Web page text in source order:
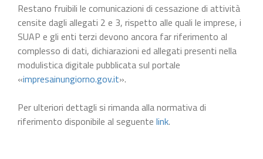
Restano fruibili le comunicazioni di cessazione di attività
censite dagli allegati 2 e 3, rispetto alle quali le imprese, i
SUAP e gli enti terzi devono ancora far riferimento al
complesso di dati, dichiarazioni ed allegati presenti nella
modulistica digitale pubblicata sul portale
«impresainungiorno.gov.it».
Per ulteriori dettagli si rimanda alla normativa di
riferimento disponibile al seguente link.